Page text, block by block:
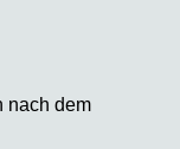
nach dem